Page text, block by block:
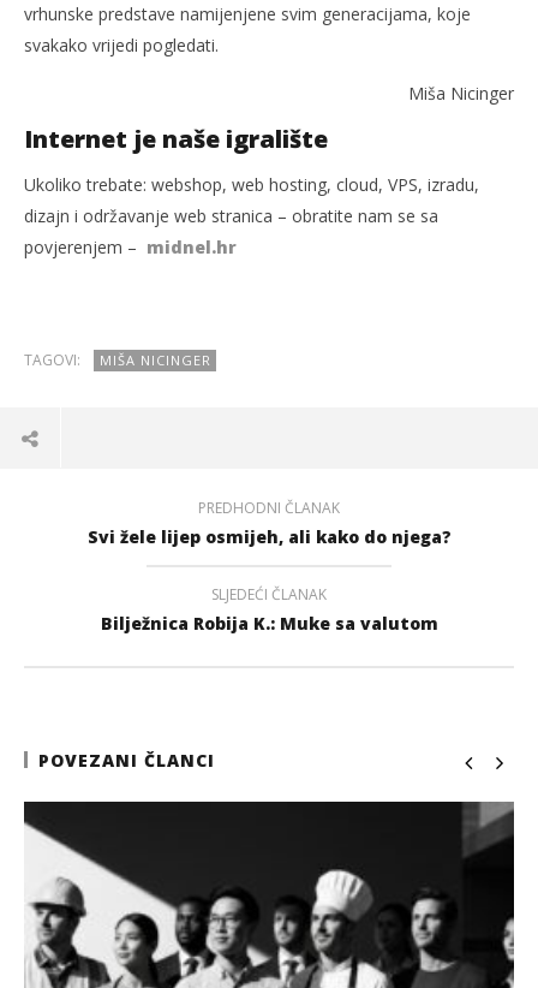
vrhunske predstave namijenjene svim generacijama, koje
svakako vrijedi pogledati.
Miša Nicinger
Internet je naše igralište
Ukoliko trebate: webshop, web hosting, cloud, VPS, izradu,
dizajn i održavanje web stranica – obratite nam se sa
povjerenjem – midnel.hr
TAGOVI: MIŠA NICINGER
PREDHODNI ČLANAK
Svi žele lijep osmijeh, ali kako do njega?
SLJEDEĆI ČLANAK
Bilježnica Robija K.: Muke sa valutom
POVEZANI ČLANCI